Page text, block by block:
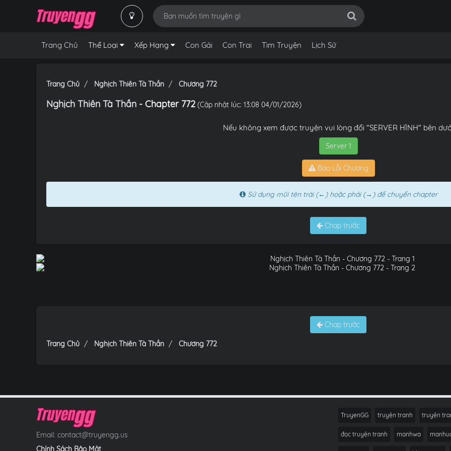
Trang Chủ Thể Loại Xếp Hạng Con Gái Con Trai Tìm Truyện Lịch Sử
Trang Chủ Nghịch Thiên Tà Thần Chương 772
Nghịch Thiên Tà Thần - Chapter 772 (Cập nhật lúc: 13:08 04/01/2026)
Nếu không xem được truyện vui lòng đổi "SERVER HÌNH" bên
Server 1
Báo Lỗi Chương
Sử dụng mũi tên trái (←) hoặc phải (→) để chuyển chapter
Chap trước
Chap trước
Trang Chủ Nghịch Thiên Tà Thần Chương 772
Email: contact@truyengg.us
Chính Sách Bảo Mật
TruyenGG truyện tranh truyện
đọc truyện tranh manhwa